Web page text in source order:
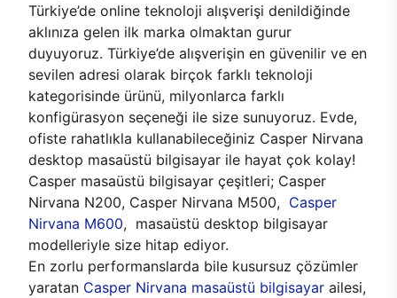
Türkiye’de online teknoloji alışverişi denildiğinde
aklınıza gelen ilk marka olmaktan gurur
duyuyoruz. Türkiye’de alışverişin en güvenilir ve en
sevilen adresi olarak birçok farklı teknoloji
kategorisinde ürünü, milyonlarca farklı
konfigürasyon seçeneği ile size sunuyoruz. Evde,
ofiste rahatlıkla kullanabileceğiniz Casper Nirvana
desktop masaüstü bilgisayar ile hayat çok kolay!
Casper masaüstü bilgisayar çeşitleri; Casper
Nirvana N200, Casper Nirvana M500, Casper
Nirvana M600, masaüstü desktop bilgisayar
modelleriyle size hitap ediyor.
En zorlu performanslarda bile kusursuz çözümler
yaratan Casper Nirvana masaüstü bilgisayar ailesi,